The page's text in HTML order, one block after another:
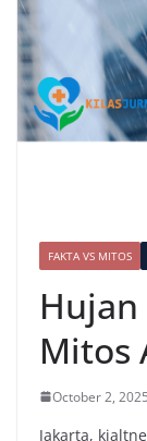
FAKTA VS MITOS
Mitos
October 2, 2025
Jakarta,